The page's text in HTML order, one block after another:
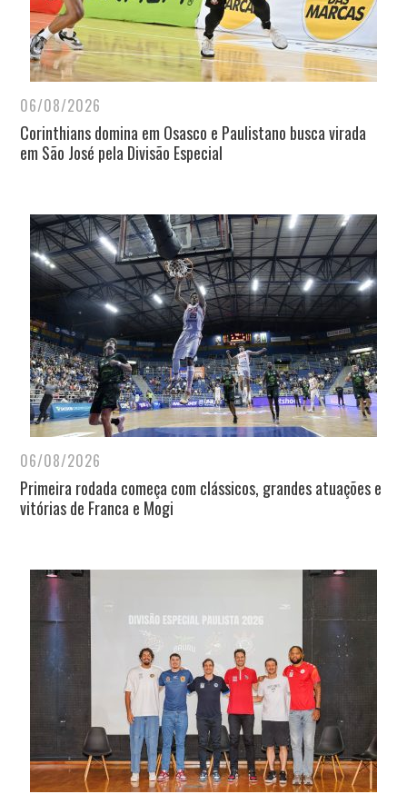
06/08/2026
Corinthians domina em Osasco e Paulistano busca virada
em São José pela Divisão Especial
06/08/2026
Primeira rodada começa com clássicos, grandes atuações e
vitórias de Franca e Mogi